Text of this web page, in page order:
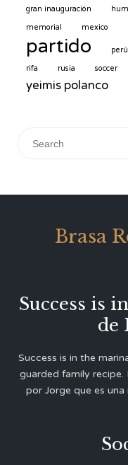
gran inauguración
memorial
mexico
partido perú
rifa
rusia soccer
yeimis polanco
Brasa
Success is
de
Success is in the
guarded family
por Jorge que es